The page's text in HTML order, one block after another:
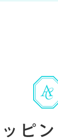
ピ